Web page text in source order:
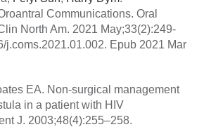
Communications. Oral
North Am. 2021 May;33(2):249-
j.coms.2021.01.002. Epub 2021 Mar
EA. Non-surgical management
in a patient with HIV
J. 2003;48(4):255–258.